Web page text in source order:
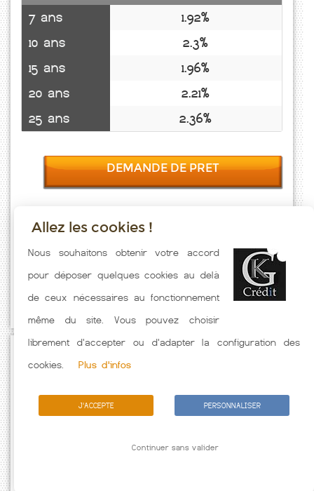
7 ans
1.92%
10 ans
2.3%
15 ans
1.96%
20 ans
2.21%
25 ans
2.36%
DEMANDE DE PRET
Taux emprunt actualisés (Potigny) toutes les semaines. Taux
Immobilier pratiqués par nos partenaires bancaires. Meilleur Taux
hors assurance. Taux crédit immobilier indicatif fonction des
caractéristiques de l'emprunteur.
Allez les cookies !
Nous souhaitons obtenir votre accord
pour déposer quelques cookies au delà
de ceux nécessaires au fonctionnement
même du site. Vous pouvez choisir
librement d'accepter ou d'adapter la configuration des
cookies.
Plus d'infos
J'ACCEPTE PERSONNALISER
Continuer sans valider